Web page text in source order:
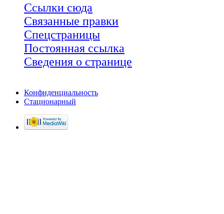
Ссылки сюда
Связанные правки
Спецстраницы
Постоянная ссылка
Сведения о странице
Конфиденциальность
Стационарный